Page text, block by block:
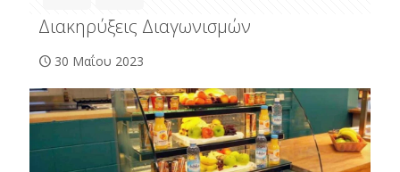
Διακηρύξεις Διαγωνισμών
30 Μαΐου 2023